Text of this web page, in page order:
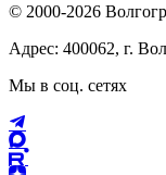
© 2000-2026
Адрес: 400062, г.
Мы в соц. сетях